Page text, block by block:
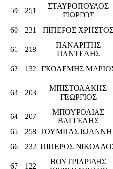
59 251
ΣΤΑΥΡΟΠΟΥΛΟΣ
ΓΙΩΡΓΟΣ
60
231 ΠΙΠΕΡΟΣ ΧΡΗΣΤΟΣ
61
218
ΠΑΝΑΡΙΤΗΣ
ΠΑΝΤΕΛΗΣ
62 132 ΓΚΟΛΕΜΗΣ
63 203
ΜΠΙΣΤΟΛΑΚΗΣ
ΓΕΩΡΓΙΟΣ
64
207
ΜΠΟΥΡΟΛΙΑΣ
ΒΑΓΓΕΛΗΣ
65
258 ΤΟΥΜΠΑΣ
66
232 ΠΙΠΕΡΟΣ
67
122
ΒΟΥΤΡΙΑΡΙΔΗΣ